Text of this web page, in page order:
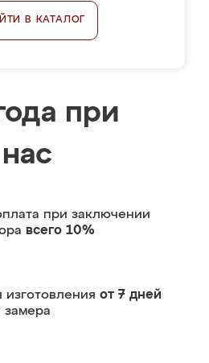
В КАТАЛОГ
при
при заключении
всего 10%
изготовления от 7 дней
замера